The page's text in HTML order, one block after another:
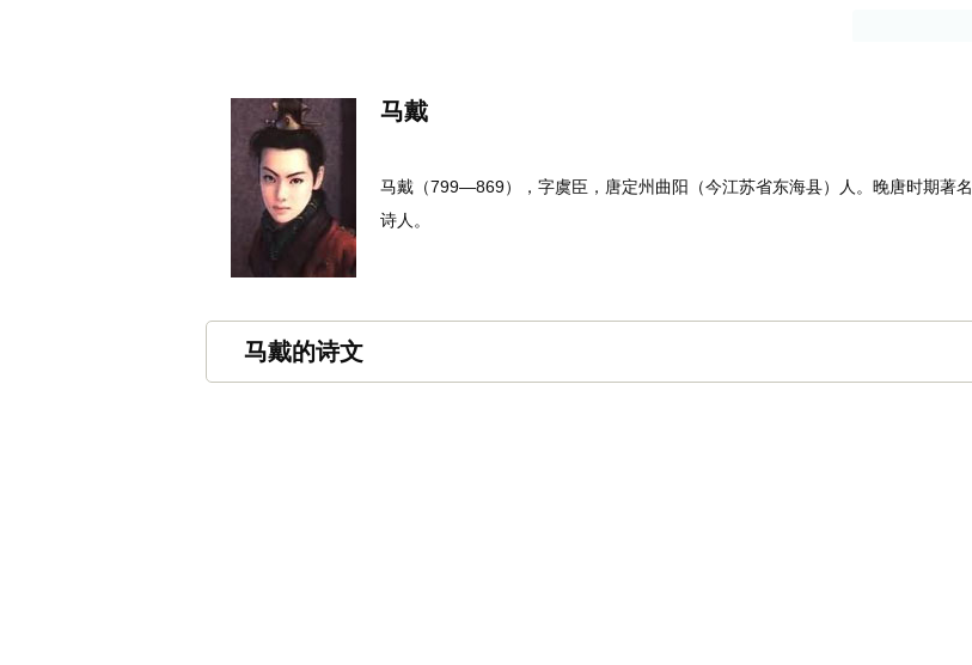
马戴
马戴（799—869），字虞臣，唐定州曲阳（今江苏省东海县）人。晚唐时期著名
诗人。
马戴的诗文